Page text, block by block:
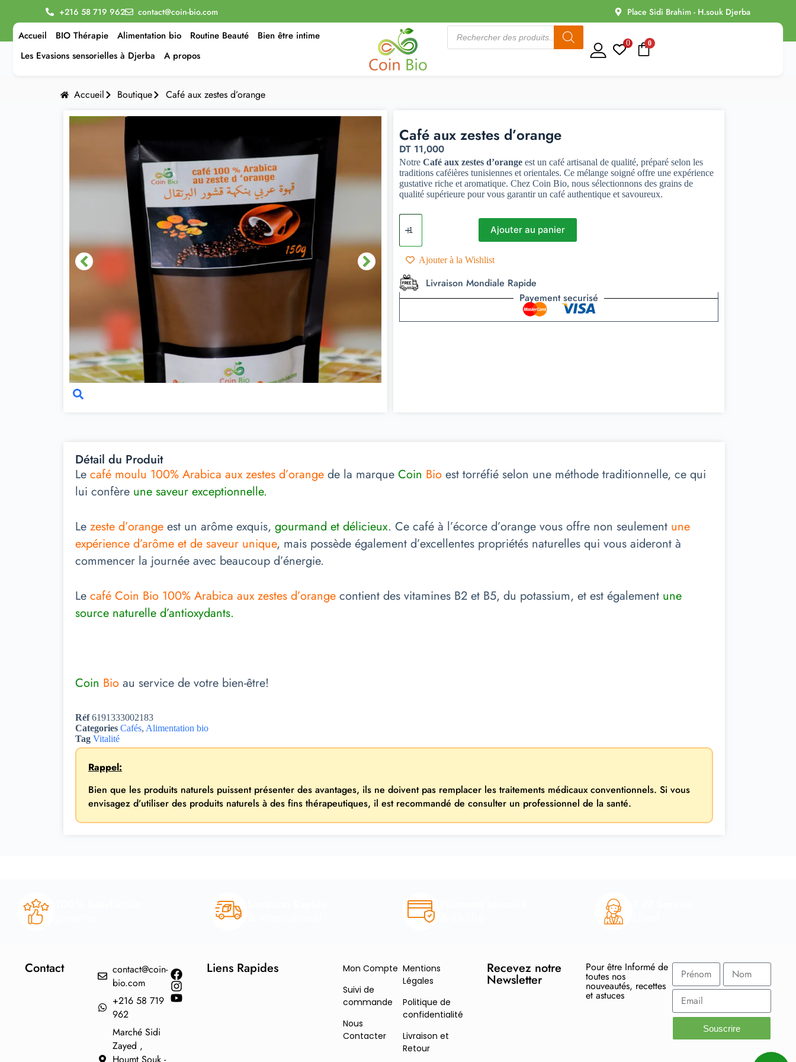
+216 58 719 962 contact@coin-bio.com Place Sidi Brahim - H.souk Djerba
Accueil BIO Thérapie Alimentation bio Routine Beauté
Bien être intime
Les Evasions sensorielles à Djerba
A propos
0
0
Accueil Boutique Café aux zestes d’orange
Café aux zestes d’orange
DT 11,000
NotreCafé aux zestes d’orange est un café artisanal de qualité, préparé selon les
traditions caféières tunisiennes et orientales. Ce mélange soigné offre une expérience
gustative riche et aromatique. Chez Coin Bio, nous sélectionnons des grains de
qualité supérieure pour vous garantir un café authentique et savoureux.
Ajouter au panier
Ajouter à la Wishlist
Livraison Mondiale Rapide
Payement securisé
Détail du Produit
Le café moulu 100% Arabica aux zestes d’orange de la marque Coin Bio est torréfié selon une méthode traditionnelle, ce qui
lui confère une saveur exceptionnelle.
Le zeste d’orange est un arôme exquis, gourmand et délicieux. Ce café à l’écorce d’orange vous offre non seulement une
expérience d’arôme et de saveur unique, mais possède également d’excellentes propriétés naturelles qui vous aideront à
commencer la journée avec beaucoup d’énergie.
Le café Coin Bio 100% Arabica aux zestes d’orange contient des vitamines B2 et B5, du potassium, et est également une
source naturelle d’antioxydants.
Coin Bio au service de votre bien-être!
Réf6191333002183
Categories Cafés, Alimentation bio
Tag Vitalité
Rappel:
Bien que les produits naturels puissent présenter des avantages, ils ne doivent pas remplacer les traitements médicaux conventionnels. Si vous
envisagez d’utiliser des produits naturels à des fins thérapeutiques, il est recommandé de consulter un professionnel de la santé.
Contact
contact@coin-
bio.com
+216 58 719
962
Marché Sidi
Zayed ,
Liens Rapides
Mon Compte
Suivi de
commande
Nous
Contacter
Mentions
Légales
Politique de
confidentialité
Livraison et
Retour
Pour être Informé de
toutes nos
nouveautés, recettes
et astuces
Recevez notre
Newsletter
Souscrire